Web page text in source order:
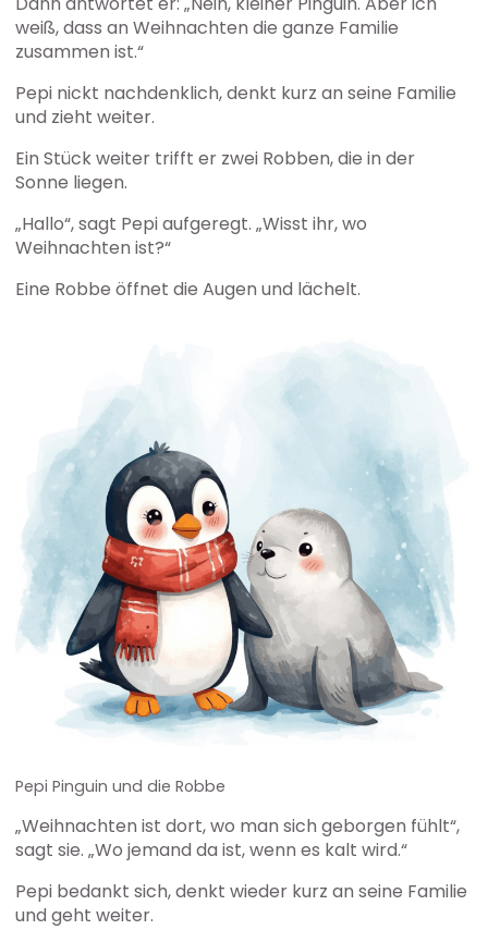
weiß, dass an Weihnachten die ganze Familie
zusammen ist.“
Pepi nickt nachdenklich, denkt kurz an seine Familie
und zieht weiter.
Ein Stück weiter trifft er zwei Robben, die in der
Sonne liegen.
„Hallo“, sagt Pepi aufgeregt. „Wisst ihr, wo
Weihnachten ist?“
Eine Robbe öffnet die Augen und lächelt.
Pepi Pinguin und die Robbe
„Weihnachten ist dort, wo man sich geborgen fühlt“,
sagt sie. „Wo jemand da ist, wenn es kalt wird.“
Pepi bedankt sich, denkt wieder kurz an seine Familie
und geht weiter.